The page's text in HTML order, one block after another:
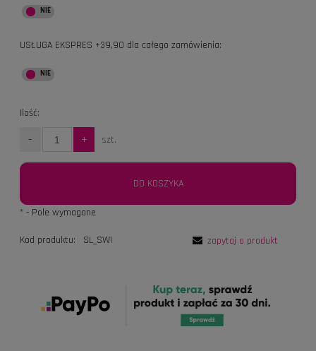
USŁUGA EKSPRES +39,90 dla całego zamówienia:
Ilość:
- + szt.
DO KOSZYKA
* - Pole wymagane
Kod produktu: SL_SWI zapytaj o produkt